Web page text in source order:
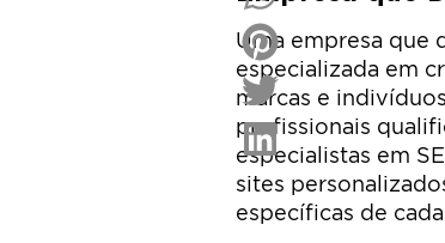
Uma empresa que
especializada em
marcas e
profissionais
especialistas em
sites
específicas de